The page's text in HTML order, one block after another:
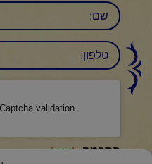
שם
טלפון:
validation.
הסכמה (חובה)